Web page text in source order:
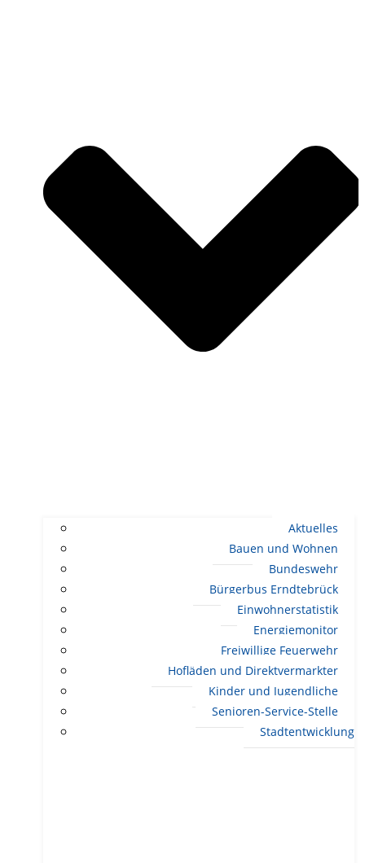
Aktuelles
Bauen und Wohnen
Bundeswehr
Bürgerbus Erndtebrück
Einwohnerstatistik
Energiemonitor
Freiwillige Feuerwehr
Hofläden und Direktvermarkter
Kinder und Jugendliche
Senioren-Service-Stelle
Stadtentwicklung